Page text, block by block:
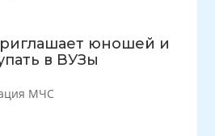
юношей и
в ВУЗы
МЧС